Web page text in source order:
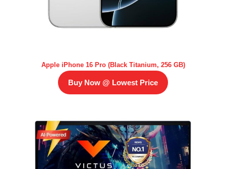
Apple iPhone 16 Pro (Black Titanium, 256 GB)
Buy Now @ Lowest Price